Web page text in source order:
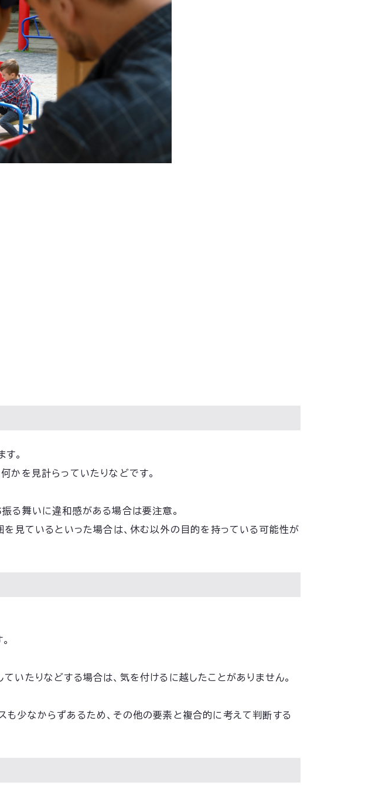
。
かを見計らっていたりなどです。
る舞いに違和感がある場合は要注意。
を見ているといった場合は、休む以外の目的を持っている可能性が
いたりなどする場合は、気を付けるに越したことがありません。
少なからずあるため、その他の要素と複合的に考えて判断する